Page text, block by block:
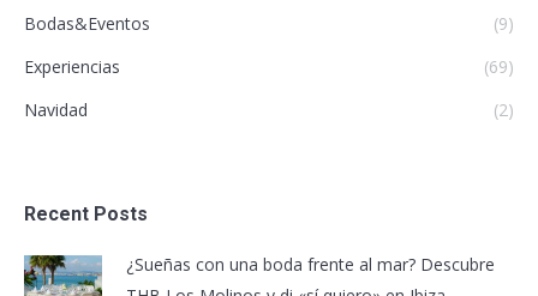
Bodas&Eventos
(9)
Experiencias
(69)
Navidad
(2)
Recent Posts
¿Sueñas con una boda frente al mar? Descubre